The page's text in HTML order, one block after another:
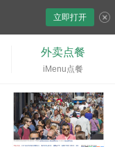
立即打开
外卖点餐
iMenu点餐